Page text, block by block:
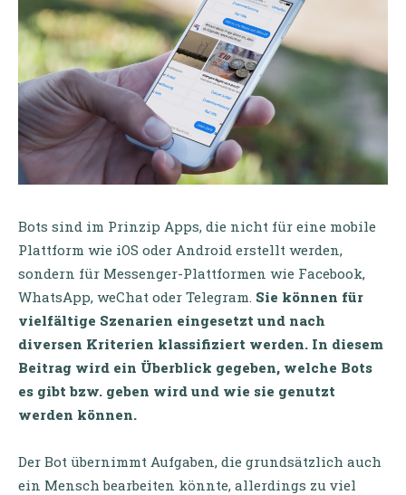
Bots sind im Prinzip Apps, die nicht für eine mobile
Plattform wie iOS oder Android erstellt werden,
sondern für Messenger-Plattformen wie Facebook,
WhatsApp, weChat oder Telegram. Sie können für
vielfältige Szenarien eingesetzt und nach
diversen Kriterien klassifiziert werden. In diesem
Beitrag wird ein Überblick gegeben, welche Bots
es gibt bzw. geben wird und wie sie genutzt
werden können.
Der Bot übernimmt Aufgaben, die grundsätzlich auch
ein Mensch bearbeiten könnte, allerdings zu viel